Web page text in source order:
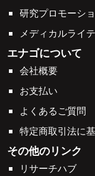
研究プロモーシ
メディカルライ
エナゴについて
会社概要
お支払い
よくあるご質問
特定商取引法に
その他のリンク
リサーチハブ